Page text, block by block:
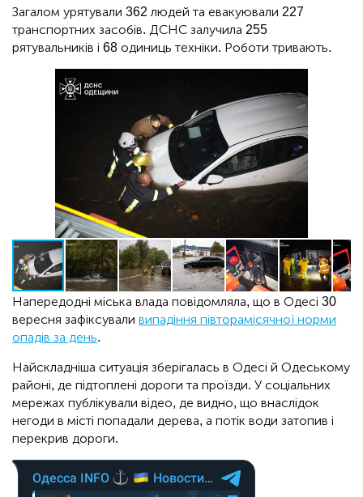
Загалом урятували 362 людей та евакуювали 227
транспортних засобів. ДСНС залучила 255
рятувальників і 68 одиниць техніки. Роботи тривають.
Напередодні міська влада повідомляла, що в Одесі 30
вересня зафіксували випадіння півторамісячної норми
опадів за день.
Найскладніша ситуація зберігалась в Одесі й Одеському
районі, де підтоплені дороги та проїзди. У соціальних
мережах публікували відео, де видно, що внаслідок
негоди в місті попадали дерева, а потік води затопив і
перекрив дороги.